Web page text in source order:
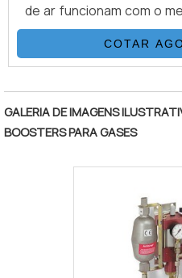
de ar funcionam com o
operação que as
através da relação
produto é muito utilizado
possuem o
embalagens PET,
cosméticos, entre
COTAR
GALERIA DE IMAGENS
BOOSTERS PARA GASES